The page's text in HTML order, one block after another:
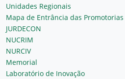
Unidades Regionais
Mapa de Entrância das Promotorias
JURDECON
NUCRIM
NURCIV
Memorial
Laboratório de Inovação